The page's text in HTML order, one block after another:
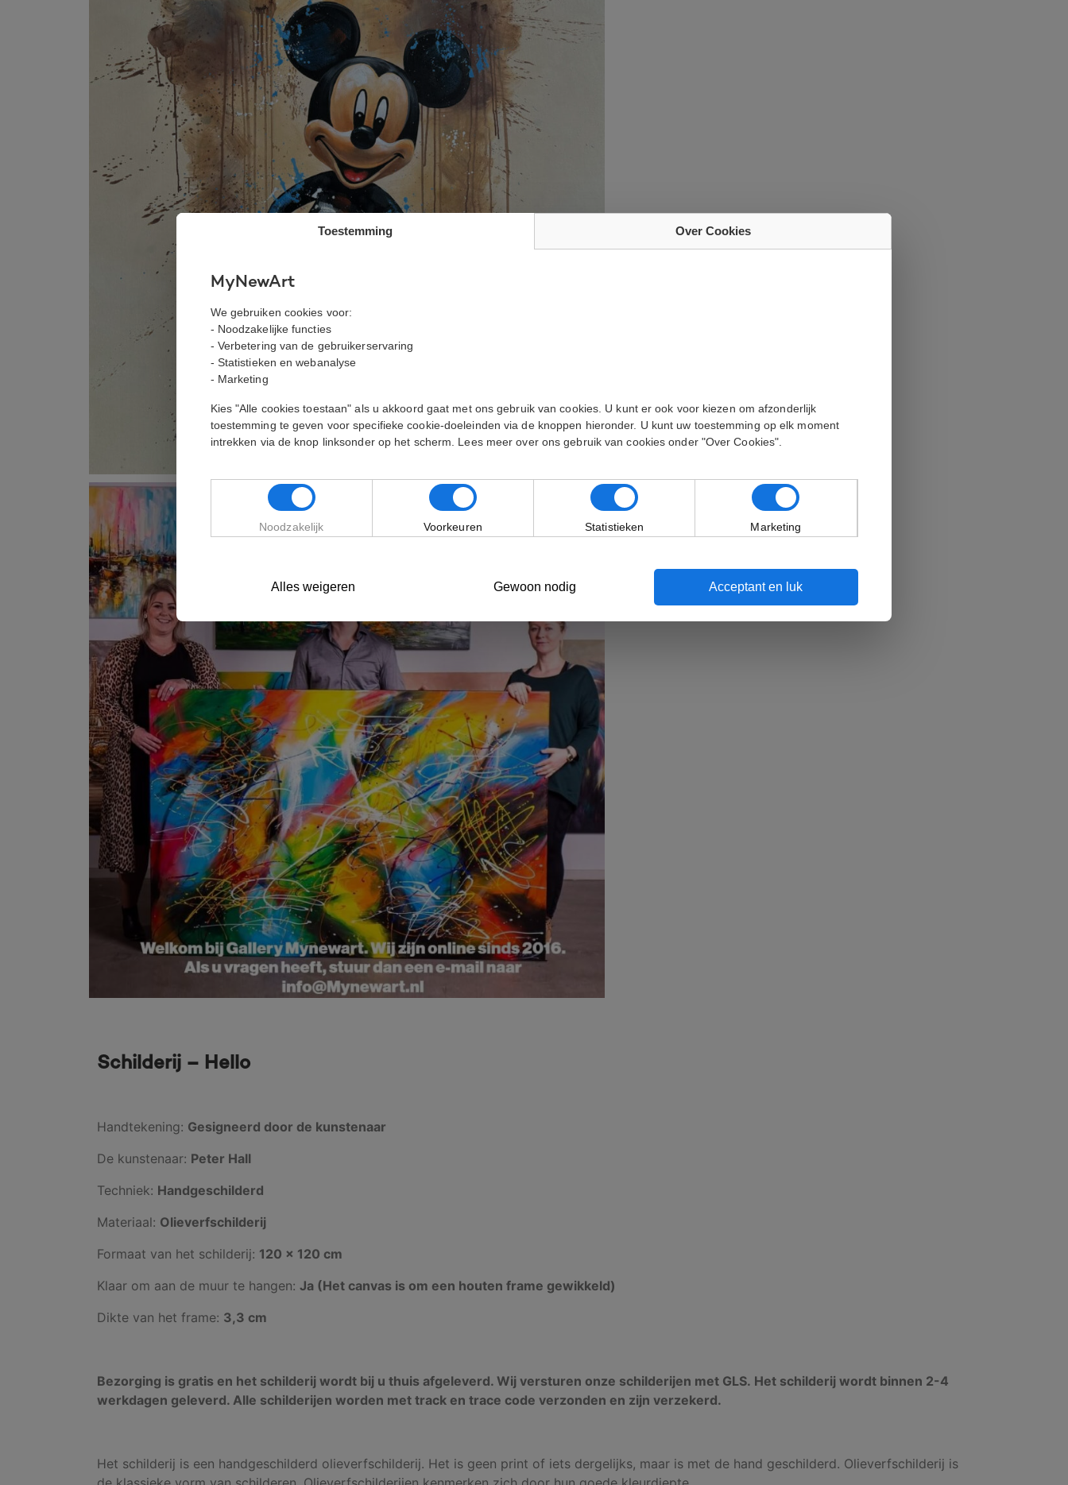
Schilderij – Hello
Handtekening: Gesigneerd door de kunstenaar
De kunstenaar: Peter Hall
Techniek: Handgeschilderd
Materiaal: Olieverfschilderij
Formaat van het schilderij: 120 x 120 cm
Klaar om aan de muur te hangen: Ja (Het canvas is om een houten frame gewikkeld)
Dikte van het frame: 3,3 cm
Bezorging is gratis en het schilderij wordt bij u thuis afgeleverd. Wij versturen onze schilderijen met GLS. Het schilderij wordt binnen 2-4
werkdagen geleverd. Alle schilderijen worden met track en trace code verzonden en zijn verzekerd.
Het schilderij is een handgeschilderd olieverfschilderij. Het is geen print of iets dergelijks, maar is met de hand geschilderd. Olieverfschilderij is
Toestemming Over Cookies
MyNewArt
We gebruiken cookies voor:
- Noodzakelijke functies
- Verbetering van de gebruikerservaring
- Statistieken en webanalyse
- Marketing
Kies "Alle cookies toestaan" als u akkoord gaat met ons gebruik van cookies. U kunt er ook voor kiezen om afzonderlijk
toestemming te geven voor specifieke cookie-doeleinden via de knoppen hieronder. U kunt uw toestemming op elk moment
intrekken via de knop linksonder op het scherm. Lees meer over ons gebruik van cookies onder "Over Cookies".
Noodzakelijk Voorkeuren Statistieken Marketing
Alles weigeren Gewoon nodig Acceptant en luk